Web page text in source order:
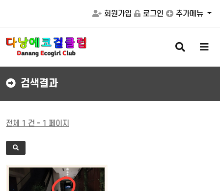
회원가입 로그인 추가메뉴
검
색
버
메
버
검색결과
전체 1 건 - 1 페이지